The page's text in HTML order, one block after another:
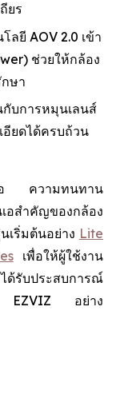
ยร
ยี AOV 2.0 เข้า
ช่วยให้กล้อง
ษา
บการหมุนเลนส์
อียดได้ครบถ้วน
ต่อ ความทนทาน
สำคัญของกล้อง
เริ่มต้นอย่าง Lite
เพื่อให้ผู้ใช้งาน
ด้รับประสบการณ์
EZVIZ อย่าง